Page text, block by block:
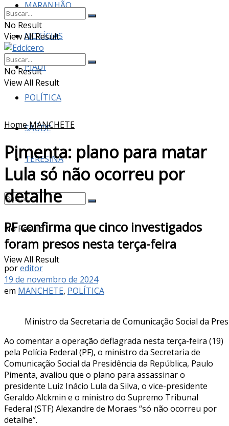
MARANHÃO
NOTÍCIAS
PIAUÍ
POLÍTICA
SAÚDE
TERESINA
No Result
View All Result
No Result
View All Result
No Result
View All Result
Home MANCHETE
Pimenta: plano para matar
Lula só não ocorreu por
detalhe
PF confirma que cinco investigados
foram presos nesta terça-feira
poreditor
19 de novembro de 2024
em MANCHETE, POLÍTICA
Ministro da Secretaria de Comunicação Social da
Ao comentar a operação deflagrada nesta terça-feira (19)
pela Polícia Federal (PF), o ministro da Secretaria de
Comunicação Social da Presidência da República, Paulo
Pimenta, avaliou que o plano para assassinar o
presidente Luiz Inácio Lula da Silva, o vice-presidente
Geraldo Alckmin e o ministro do Supremo Tribunal
Federal (STF) Alexandre de Moraes “só não ocorreu por
detalhe”.